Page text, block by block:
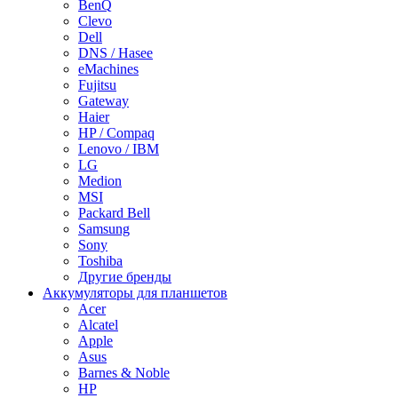
BenQ
Clevo
Dell
DNS / Hasee
eMachines
Fujitsu
Gateway
Haier
HP / Compaq
Lenovo / IBM
LG
Medion
MSI
Packard Bell
Samsung
Sony
Toshiba
Другие бренды
Аккумуляторы для планшетов
Acer
Alcatel
Apple
Asus
Barnes & Noble
HP